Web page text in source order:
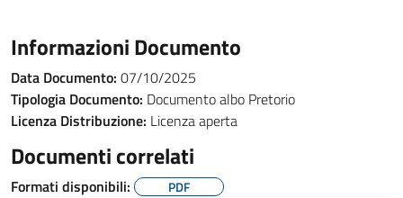
Informazioni Documento
Data Documento: 07/10/2025
Tipologia Documento: Documento albo Pretorio
Licenza Distribuzione: Licenza aperta
Documenti correlati
Formati disponibili: PDF